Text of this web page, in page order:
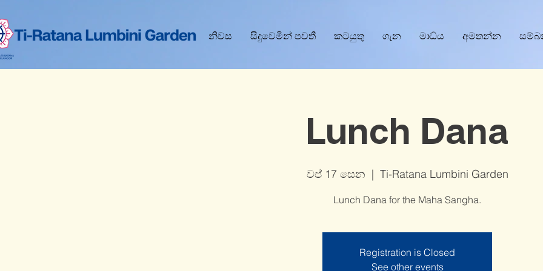
නිවස සිදුවෙමින් පවතී කටයුතු ගැන මාධ්ය අමතන්න
Lunch Dana
වප් 17 සෙන
  |
Ti-Ratana Lumbini Garden
Lunch Dana for the Maha Sangha.
Registration is Closed
See other events